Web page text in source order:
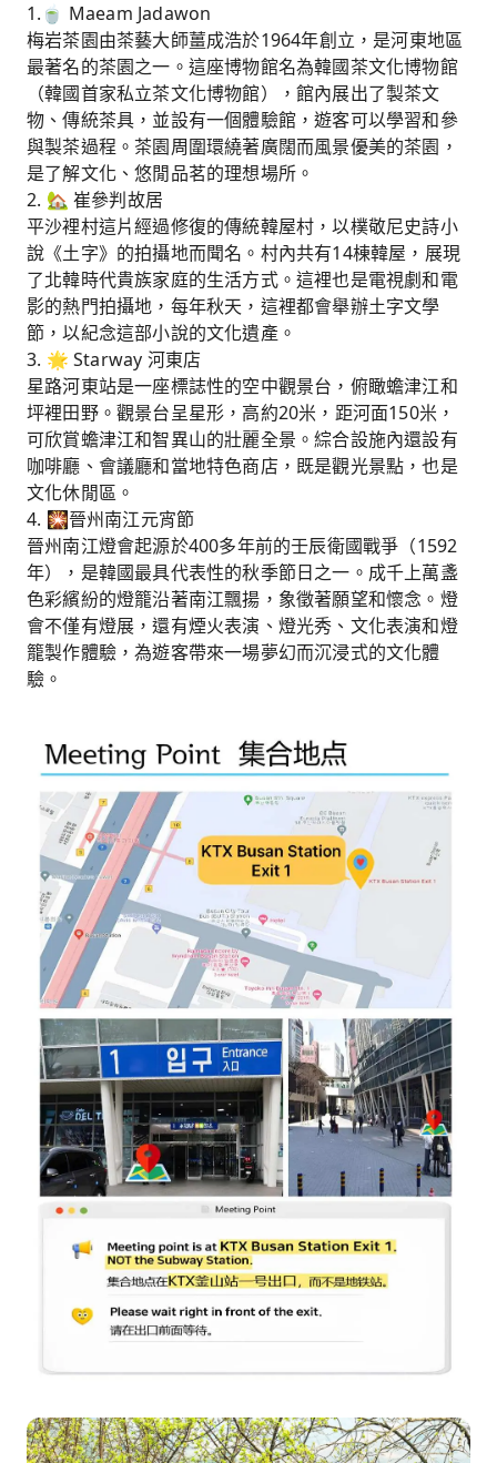
1.🍵 Maeam Jadawon
梅岩茶園由茶藝大師薑成浩於1964年創立，是河東地區
最著名的茶園之一。這座博物館名為韓國茶文化博物館
（韓國首家私立茶文化博物館），館內展出了製茶文
物、傳統茶具，並設有一個體驗館，遊客可以學習和參
與製茶過程。茶園周圍環繞著廣闊而風景優美的茶園，
是了解文化、悠閒品茗的理想場所。
2. 🏡 崔參判故居
平沙裡村這片經過修復的傳統韓屋村，以樸敬尼史詩小
說《土字》的拍攝地而聞名。村內共有14棟韓屋，展現
了北韓時代貴族家庭的生活方式。這裡也是電視劇和電
影的熱門拍攝地，每年秋天，這裡都會舉辦土字文學
節，以紀念這部小說的文化遺產。
3. 🌟 Starway 河東店
星路河東站是一座標誌性的空中觀景台，俯瞰蟾津江和
坪裡田野。觀景台呈星形，高約20米，距河面150米，
可欣賞蟾津江和智異山的壯麗全景。綜合設施內還設有
咖啡廳、會議廳和當地特色商店，既是觀光景點，也是
文化休閒區。
4. 🎇晉州南江元宵節
晉州南江燈會起源於400多年前的壬辰衛國戰爭（1592
年），是韓國最具代表性的秋季節日之一。成千上萬盞
色彩繽紛的燈籠沿著南江飄揚，象徵著願望和懷念。燈
會不僅有燈展，還有煙火表演、燈光秀、文化表演和燈
籠製作體驗，為遊客帶來一場夢幻而沉浸式的文化體
驗。